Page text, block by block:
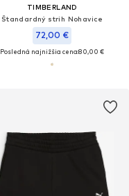
TIMBERLAND
Štandardný strih Nohavice
72,00 €
Posledná najnižšia cena:80,00 €